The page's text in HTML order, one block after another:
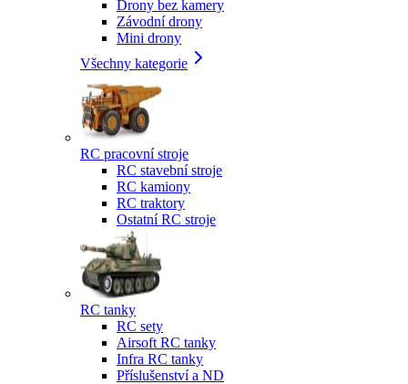
Drony bez kamery
Závodní drony
Mini drony
Všechny kategorie
RC pracovní stroje
RC stavební stroje
RC kamiony
RC traktory
Ostatní RC stroje
RC tanky
RC sety
Airsoft RC tanky
Infra RC tanky
Příslušenství a ND